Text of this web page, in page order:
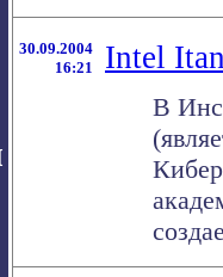
30.09.2004
16:21
Intel
В